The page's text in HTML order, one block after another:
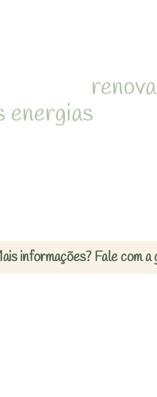
energias
informações? Fale com a